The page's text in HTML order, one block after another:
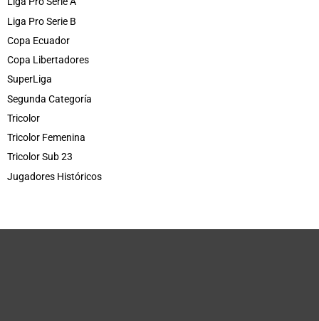
Liga Pro Serie B
Copa Ecuador
Copa Libertadores
SuperLiga
Segunda Categoría
Tricolor
Tricolor Femenina
Tricolor Sub 23
Jugadores Históricos